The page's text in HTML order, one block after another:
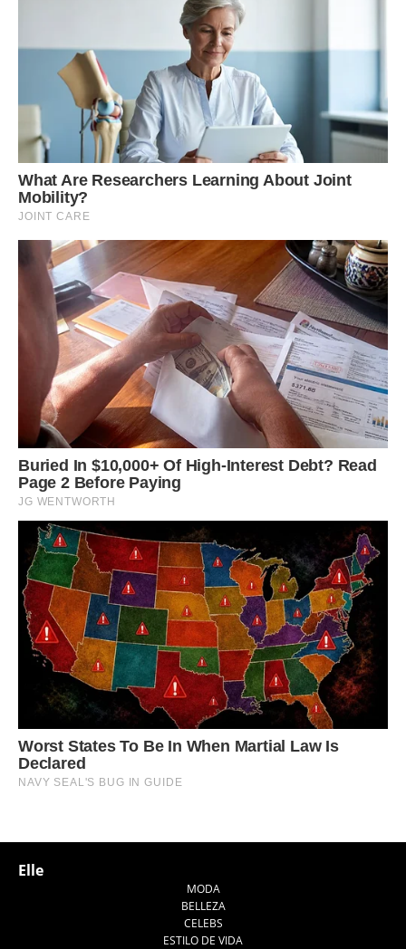
Elle
MODA
BELLEZA
CELEBS
ESTILO DE VIDA